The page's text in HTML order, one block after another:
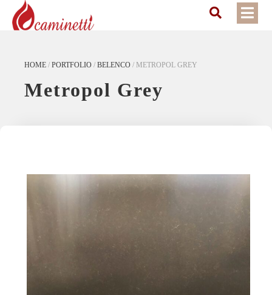
HOME / PORTFOLIO / BELENCO / METROPOL GREY
Metropol Grey